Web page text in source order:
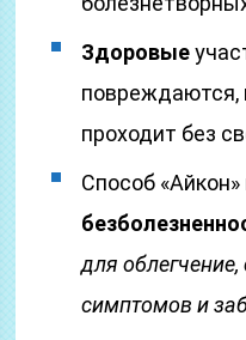
Здоровые
повреждаются,
проходит без
Способ
для облегчение,
симптомов и